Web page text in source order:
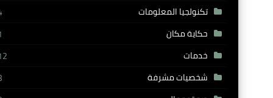
تكنولجيا المعلومات
حكاية مكان
خدمات
شخصيات مشرفة